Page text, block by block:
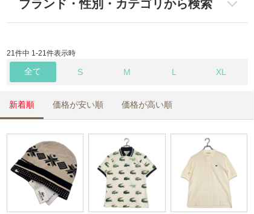
ブランド・性別・カテゴリから検索
21件中 1-21件表示時
全て S M L XL
新着順 価格が安い順 価格が高い順